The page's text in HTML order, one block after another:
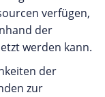
verfügen,
der
werden kann.
der
zur